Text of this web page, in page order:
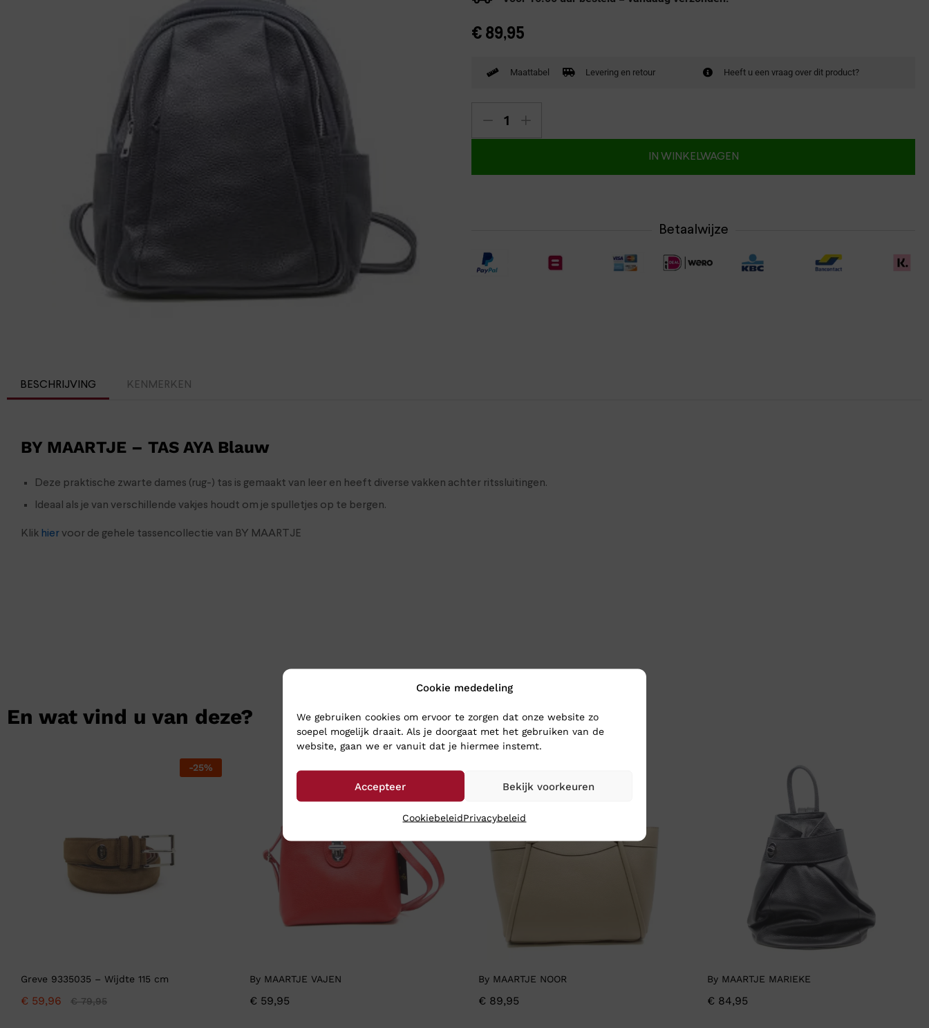
Cookie mededeling
We gebruiken cookies om ervoor te zorgen dat onze website zo
soepel mogelijk draait. Als je doorgaat met het gebruiken van de
website, gaan we er vanuit dat je hiermee instemt.
Accepteer Bekijk voorkeuren
CookiebeleidPrivacybeleid
Pantoffels
Verbandschoenen (externe website)
€ 89,95
Maattabel Levering en retour Heeft u een vraag over dit product?
IN WINKELWAGEN
Betaalwijze
BESCHRIJVING KENMERKEN
BY MAARTJE – TAS AYA Blauw
Deze praktische zwarte dames (rug-) tas is gemaakt van leer en heeft diverse vakken achter ritssluitingen.
Ideaal als je van verschillende vakjes houdt om je spulletjes op te bergen.
Klik hiervoor de gehele tassencollectie van BY MAARTJE
En wat vind u van deze?
-25%
Greve 9335035 – Wijdte 115 cm
€ 59,96 €79,95
By MAARTJE VAJEN
€ 59,95
By MAARTJE NOOR
€ 89,95
By MAARTJE MARIEKE
€ 84,95